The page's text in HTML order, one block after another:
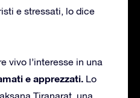
e stressati, lo dice
vivo l’interesse in una
e apprezzati. Lo
Tiranarat, una